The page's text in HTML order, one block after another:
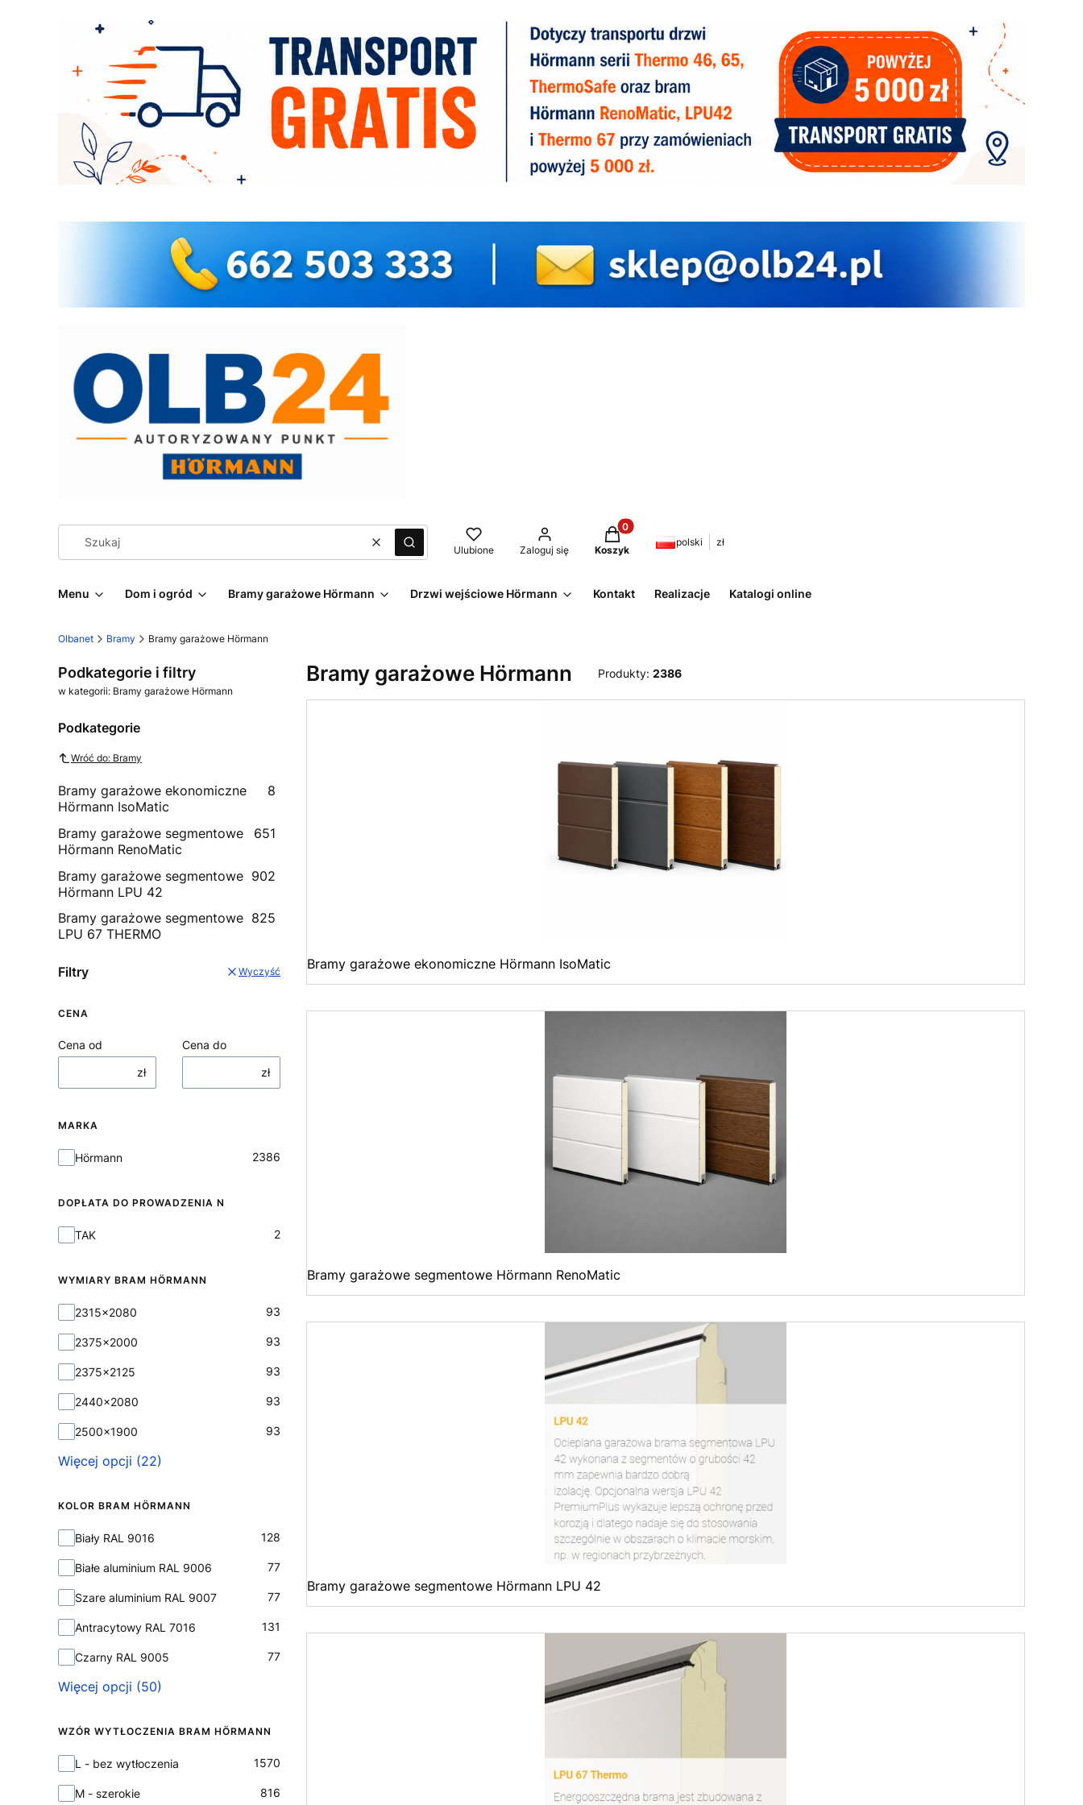
WyczyśćSzukaj Ulubione Zaloguj się
Produkty w koszyku: 0. Zobacz szczegóły
Koszyk
polski zł
Menu Dom i ogród Bramy garażowe Hörmann Drzwi wejściowe Hörmann Kontakt Realizacje Katalogi online
Olbanet Bramy Bramy garażowe Hörmann
Podkategorie i filtry
w kategorii: Bramy garażowe Hörmann
Podkategorie
Wróć do: Bramy
Bramy garażowe ekonomiczne
Hörmann IsoMatic
8
Bramy garażowe segmentowe
Hörmann RenoMatic
651
Bramy garażowe segmentowe
Hörmann LPU 42
902
Bramy garażowe segmentowe
LPU 67 THERMO
825
Filtry Wyczyść
CENA
Cena od
zł
Cena do
zł
MARKA
MarkaHörmann 2386
DOPŁATA DO PROWADZENIA N
Dopłata do prowadzenia N
TAK 2
WYMIARY BRAM HÖRMANN
Wymiary bram Hörmann
2315x2080 93
2375x2000 93
2375x2125 93
2440x2080 93
2500x1900 93
Więcej opcji (22)
KOLOR BRAM HÖRMANN
Kolor bram Hörmann
Biały RAL 9016 128
Białe aluminium RAL 9006 77
Szare aluminium RAL 9007 77
Antracytowy RAL 7016 131
Czarny RAL 9005 77
Więcej opcji (50)
WZÓR WYTŁOCZENIA BRAM HÖRMANN
Wzór wytłoczenia bram Hörmann
L - bez wytłoczenia 1570
M - szerokie 816
Bramy garażowe Hörmann Produkty: 2386
Bramy garażowe ekonomiczne Hörmann IsoMatic
Bramy garażowe segmentowe Hörmann RenoMatic
Bramy garażowe segmentowe Hörmann LPU 42